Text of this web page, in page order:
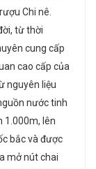
Chi nê.
từ thời
cung cấp
cao cấp của
nguyên liệu
nước tinh
1.000m, lên
bắc và được
mở nút chai